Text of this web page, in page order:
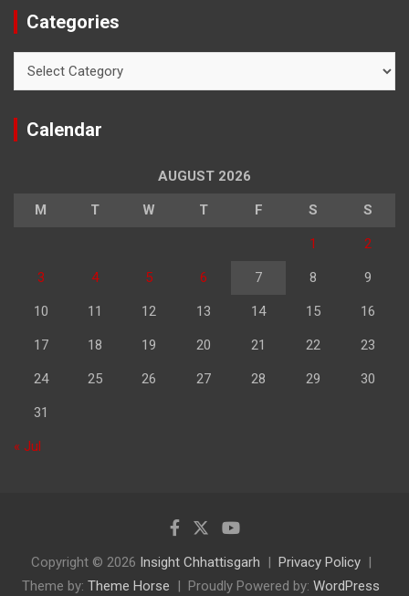
Categories
Calendar
AUGUST 2026
M T W T F S S
1 2
3 4 5 6 7 8 9
10 11 12 13 14 15 16
17 18 19 20 21 22 23
24 25 26 27 28 29 30
31
« Jul
Copyright © 2026 Insight Chhattisgarh
Privacy Policy
Theme by: Theme Horse Proudly Powered by: WordPress